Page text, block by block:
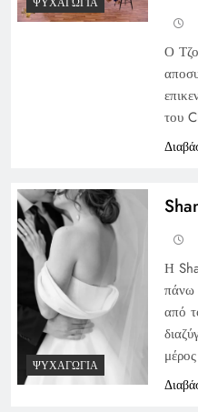
Ο
του
ΨΥΧΑΓΩΓΊΑ
Η
πάνω
από